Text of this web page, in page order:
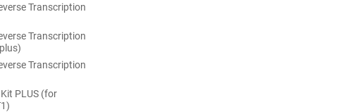
Transcription
Transcription
Transcription
PLUS (for